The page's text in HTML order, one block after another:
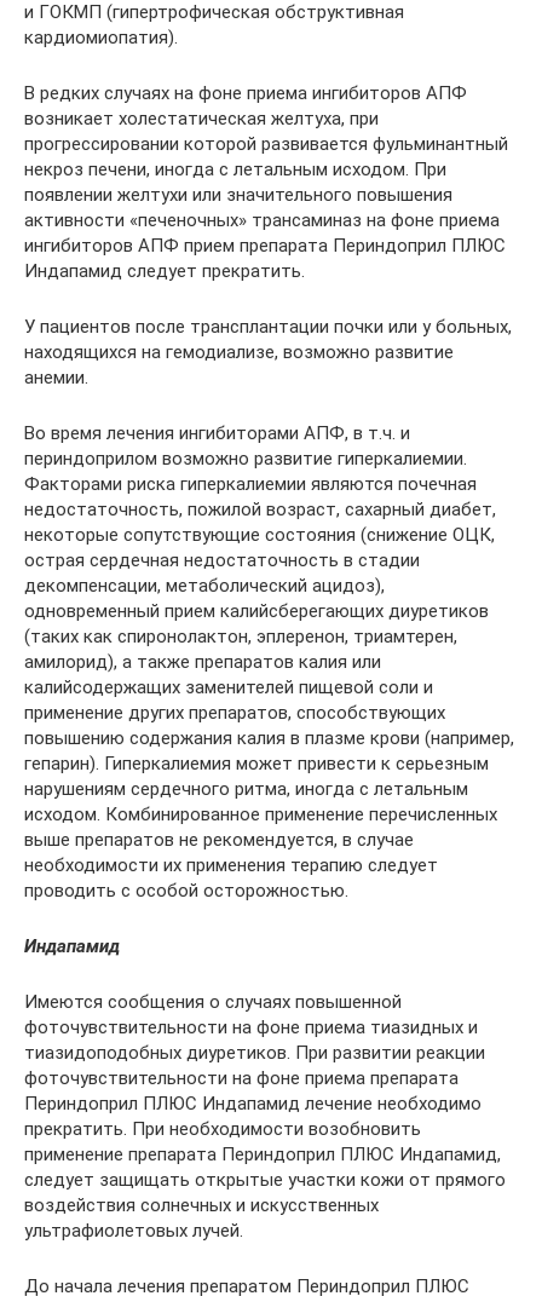
и ГОКМП (гипертрофическая обструктивная
кардиомиопатия).
В редких случаях на фоне приема ингибиторов АПФ
возникает холестатическая желтуха, при
прогрессировании которой развивается фульминантный
некроз печени, иногда с летальным исходом. При
появлении желтухи или значительного повышения
активности «печеночных» трансаминаз на фоне приема
ингибиторов АПФ прием препарата Периндоприл ПЛЮС
Индапамид следует прекратить.
У пациентов после трансплантации почки или у больных,
находящихся на гемодиализе, возможно развитие
анемии.
Во время лечения ингибиторами АПФ, в т.ч. и
периндоприлом возможно развитие гиперкалиемии.
Факторами риска гиперкалиемии являются почечная
недостаточность, пожилой возраст, сахарный диабет,
некоторые сопутствующие состояния (снижение ОЦК,
острая сердечная недостаточность в стадии
декомпенсации, метаболический ацидоз),
одновременный прием калийсберегающих диуретиков
(таких как спиронолактон, эплеренон, триамтерен,
амилорид), а также препаратов калия или
калийсодержащих заменителей пищевой соли и
применение других препаратов, способствующих
повышению содержания калия в плазме крови (например,
гепарин). Гиперкалиемия может привести к серьезным
нарушениям сердечного ритма, иногда с летальным
исходом. Комбинированное применение перечисленных
выше препаратов не рекомендуется, в случае
необходимости их применения терапию следует
проводить с особой осторожностью.
Индапамид
Имеются сообщения о случаях повышенной
фоточувствительности на фоне приема тиазидных и
тиазидоподобных диуретиков. При развитии реакции
фоточувствительности на фоне приема препарата
Периндоприл ПЛЮС Индапамид лечение необходимо
прекратить. При необходимости возобновить
применение препарата Периндоприл ПЛЮС Индапамид,
следует защищать открытые участки кожи от прямого
воздействия солнечных и искусственных
ультрафиолетовых лучей.
До начала лечения препаратом Периндоприл ПЛЮС